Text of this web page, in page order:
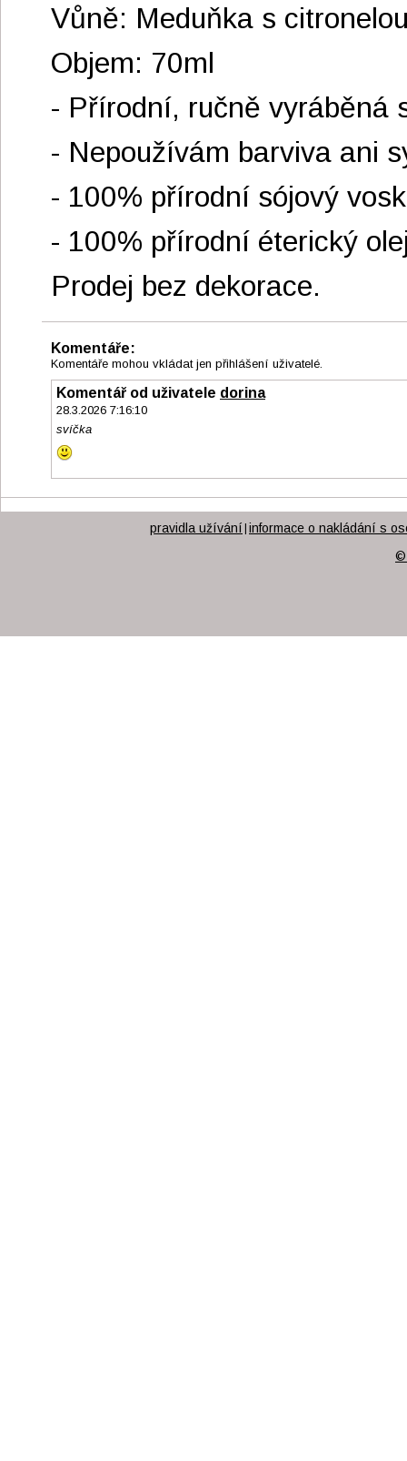
Vůně: Meduňka s
Objem: 70ml
- Přírodní, ručně vyráběná
- Nepoužívám barviva ani
- 100% přírodní sójový vosk
- 100% přírodní éterický
Prodej bez dekorace.
Komentáře:
Komentáře mohou vkládat jen přihlášení uživatelé.
Komentář od uživatele dorina
28.3.2026 7:16:10
svíčka
pravidla užívání informace o nakládání s
©